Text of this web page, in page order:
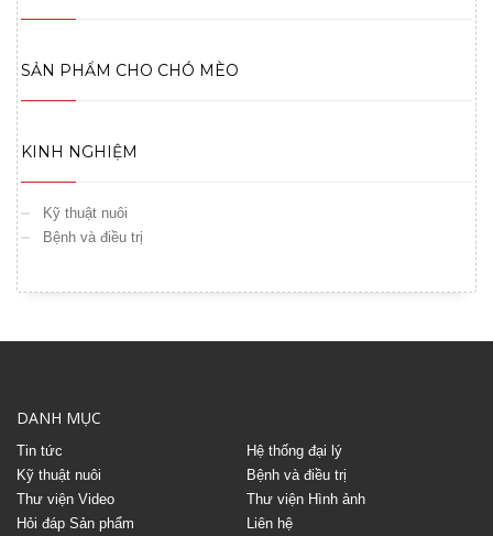
SẢN PHẨM CHO CHÓ MÈO
KINH NGHIỆM
Kỹ thuật nuôi
Bệnh và điều trị
DANH MỤC
Tin tức
Hệ thống đại lý
Kỹ thuật nuôi
Bệnh và điều trị
Thư viện Video
Thư viện Hình ảnh
Hỏi đáp Sản phẩm
Liên hệ